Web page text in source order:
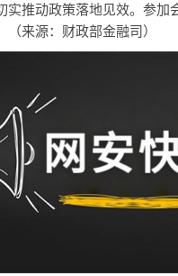
实推动政策落地见效。参
来源：财政部金融司）